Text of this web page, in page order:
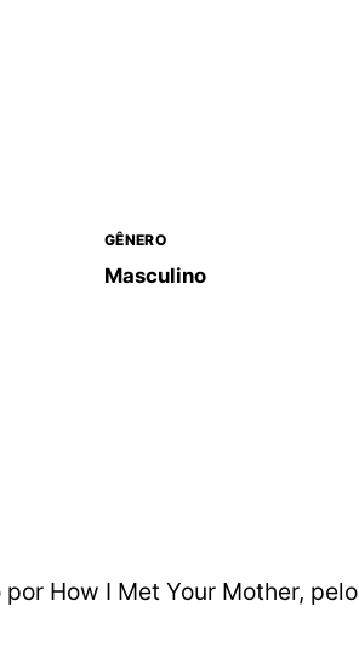
GÊNERO
Masculino
How I Met Your Mother, pelo